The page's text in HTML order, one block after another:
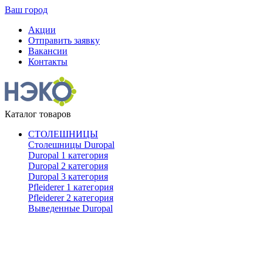
Ваш город
Акции
Отправить заявку
Вакансии
Контакты
Каталог товаров
СТОЛЕШНИЦЫ
Столешницы Duropal
Duropal 1 категория
Duropal 2 категория
Duropal 3 категория
Pfleiderer 1 категория
Pfleiderer 2 категория
Выведенные Duropal